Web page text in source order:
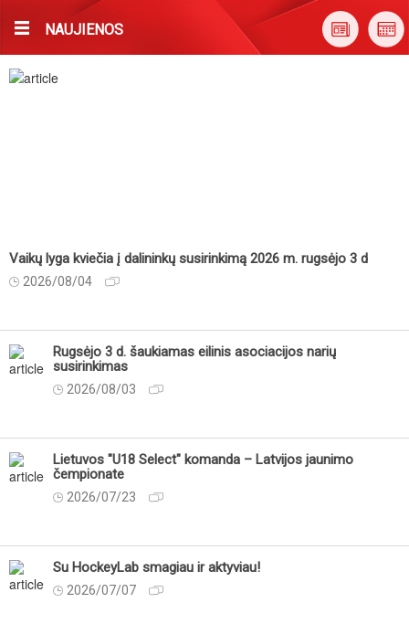
NAUJIENOS
Vaikų lyga kviečia į dalininkų susirinkimą 2026 m. rugsėjo 3 d
2026/08/04
Rugsėjo 3 d. šaukiamas eilinis asociacijos narių
susirinkimas
2026/08/03
Lietuvos "U18 Select" komanda – Latvijos jaunimo
čempionate
2026/07/23
Su HockeyLab smagiau ir aktyviau!
2026/07/07